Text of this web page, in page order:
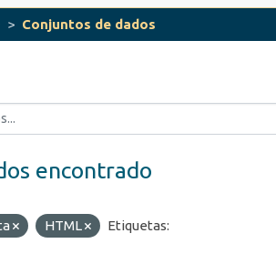
Conjuntos de dados
encontrado
HTML
Etiquetas: